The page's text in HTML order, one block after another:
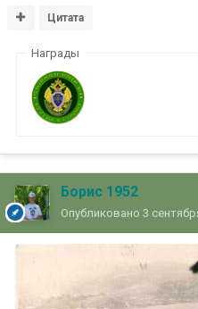
Цитата
Награды
Борис 1952
Опубликовано 3